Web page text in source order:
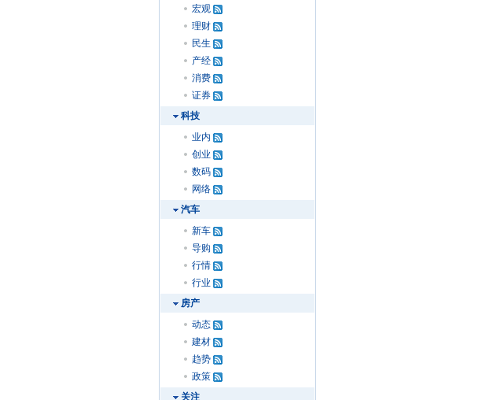
宏观
理财
民生
产经
消费
证券
科技
业内
创业
数码
网络
汽车
新车
导购
行情
行业
房产
动态
建材
趋势
政策
关注